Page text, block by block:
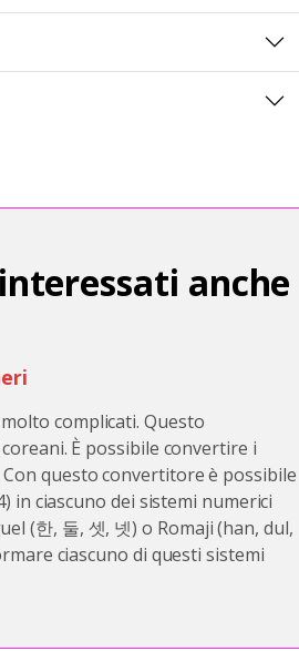
anche
complicati. Questo
È possibile convertire i
questo convertitore è possibile
in ciascuno dei sistemi numerici
(한, 둘, 셋, 넷) o Romaji (han, dul,
ciascuno di questi sistemi